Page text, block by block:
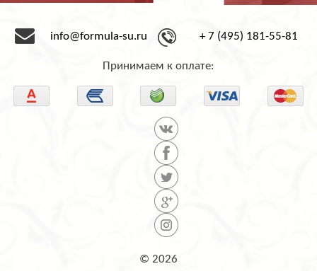
info@formula-su.ru + 7 (495) 181-55-81
Принимаем к оплате:
© 2026